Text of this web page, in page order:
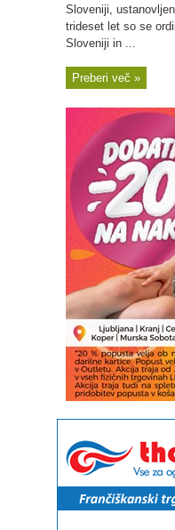
Sloveniji,
trideset let so se
Sloveniji in ...
Preberi več »